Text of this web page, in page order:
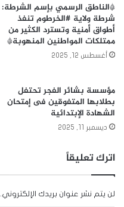
*الناطق الرسمي بإسم الشرطة:
شرطة ولاية #الخرطوم تنفذ
أطواق أمنية وتسترد الكثير من
ممتلكات المواطنين المنهوبة*
أغسطس 12, 2025
مؤسسة بشائر الفجر تحتفل
بطلابها المتفوقين فى إمتحان
الشهادة الإبتدائية
ديسمبر 11, 2025
اترك تعليقاً
لن يتم نشر عنوان بريدك الإلكتروني.